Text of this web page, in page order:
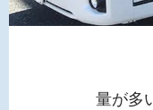
量が多